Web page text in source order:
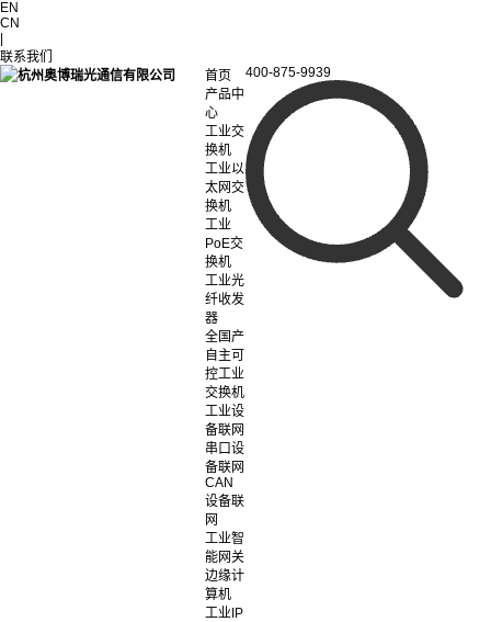
EN
CN
联系我们
首页
产品中
心
工业交
换机
工业以
太网交
换机
工业
PoE交
换机
工业光
纤收发
器
全国产
自主可
控工业
交换机
工业设
备联网
串口设
备联网
CAN
设备联
网
工业智
能网关
边缘计
算机
工业IP
400-875-9939